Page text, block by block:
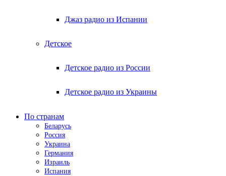
Джаз радио из Испании
Детское
Детское радио из России
Детское радио из Украины
По странам
Беларусь
Россия
Украина
Германия
Израиль
Испания